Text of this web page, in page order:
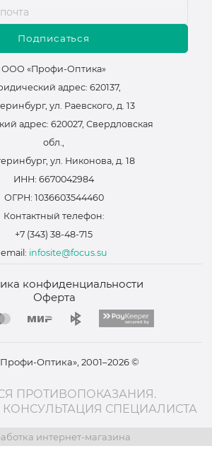
Подписаться
ООО «Профи-Оптика»
адрес: 620137,
ул. Раевского, д. 13
адрес: 620027, Свердловская
обл.,
ул. Никонова, д. 18
ИНН: 6670042984
ОГРН: 1036603544460
Контактный телефон:
+7 (343) 38-48-715
email: infosite@focus.su
Оптика», 2001–2026 ©
конфиденциальности
Оферта
ПРОТИВОПОКАЗАНИЯ.
СПЕЦИАЛИСТА
интернет-магазина